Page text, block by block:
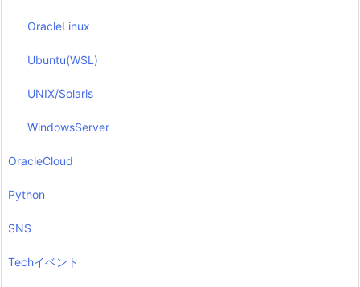
OracleLinux
Ubuntu(WSL)
UNIX/Solaris
WindowsServer
OracleCloud
Python
SNS
Techイベント